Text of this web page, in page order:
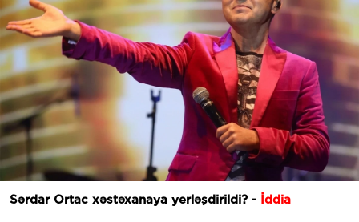
Sərdar Ortac xəstəxanaya yerləşdirildi? - İddia